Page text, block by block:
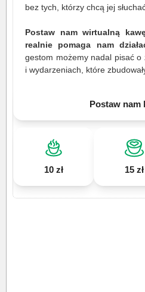
bez tych, którzy chcą jej
Postaw nam wirtualną
realnie pomaga nam
gestom możemy nadal pisać o
i wydarzeniach, które
Postaw nam
10 zł 15 zł